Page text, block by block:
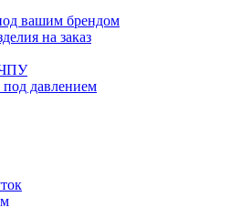
вашим брендом
на заказ
ЧПУ
под давлением